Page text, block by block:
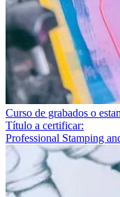
Curso de grabados o
Título a certificar:
Professional Stamping